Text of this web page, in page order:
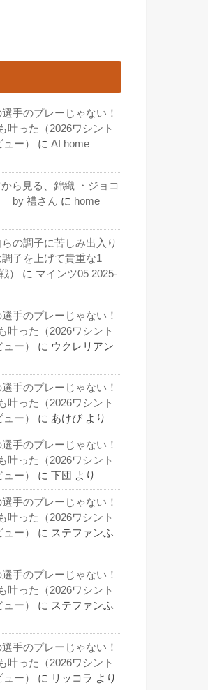
手のプレーじゃない！
叶った（2026ワシント
ー）
に AI home
ら見る、錦織 ・ジョコ
by 禮さん に home
の調子に苦しみ出入り
子を上げて貴重な1
）
に マインツ05 2025-
手のプレーじゃない！
叶った（2026ワシント
ー）
に ウクレリアン
手のプレーじゃない！
叶った（2026ワシント
ー）
に あけび より
手のプレーじゃない！
叶った（2026ワシント
ー）
に 下団 より
手のプレーじゃない！
叶った（2026ワシント
ー）
に ステファンふ
手のプレーじゃない！
叶った（2026ワシント
ー）
に ステファンふ
手のプレーじゃない！
叶った（2026ワシント
ー）
に リッコラ より